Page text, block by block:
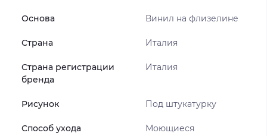
Основа Винил на флизелине
Страна Италия
Страна регистрации
бренда
Италия
Рисунок Под штукатурку
Способ ухода Моющиеся